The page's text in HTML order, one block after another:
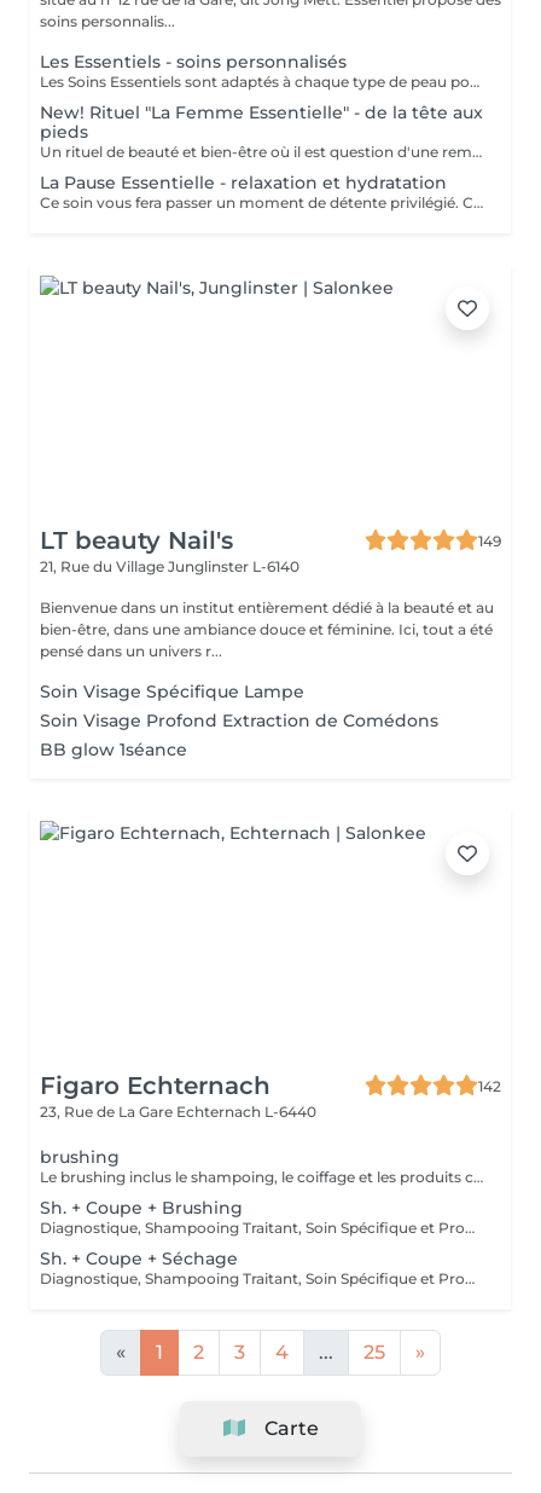
soins personnalis...
Les Essentiels - soins personnalisés
Les Soins Essentiels sont adaptés à chaque type de peau pour répondre à vos attentes et besoins. Incluant un diagnostique, un nettoyage et gommage adapté, les soins spécifiques d'hydratation, le modelage et drainage manuel du visage et une pose masque. Suivant les besoins diagnostiqués je vous proposerai un protocole se soin le plus adapté pour que vous obteniez le meilleur résultat. Le soin Global inclut les épilations sourcils et contour bouche. Le but des soins essentiels étant d'apporter un soulagement, un effet et une expérience adaptée pour des résultats durables. Inclure un massage INDIBA® à votre soin essentiel augmente les effets des soins apportés et augmente le résultat (oxygénation, détente musculaire, hydratation, anti-âge, anti inflammatoire, équilibrant) Le point fort du soin: le massage évidemment et le résultat grâce aux soins ciblés. Pour plus de renseignements n'hésitez pas à prendre contact avec nous. Pensez à réserver vos teintures, épilations etc séparément dans "les plus essentiels à réserver", ces prestations ne sont pas incluses dans le prix ni la durée d'un soin essentiel. A bientôt. Catherine
New! Rituel "La Femme Essentielle" - de la tête aux
pieds
Un rituel de beauté et bien-être où il est question d'une remise en beauté de la tête aux pieds. Plus qu'un simple soin, le Rituel La Femme Essentielle est une parenthèse bien-être et beauté. Entre les mains expérimentées de Catherine Lecoq vous vous laisserez porter et surprendre. 2h30-3h lors desquelles vous n'avez rien à faire, ni à penser. Je m'en charge pour vous et je ne laisserai rien au hasard. Résultat: un émerveillement et un changement subtile pour vous embellir. Le rituel comprend un - soin du visage - remise en beauté des mains et pieds - remise en beauté des cils et sourcils - massages relaxants personnalisés -
La Pause Essentielle - relaxation et hydratation
Ce soin vous fera passer un moment de détente privilégié. Ce soin s'adresse à toutes et tous qui souhaite passer un moment agréable et oublier le quotidien. Hydratation, gommage, massage tout en douceur. Convient à tout type de peau (soins adaptés) Le point fort: Le massage sans aucun doute!
LT beauty Nail's
149
21, Rue du Village Junglinster L-6140
Bienvenue dans un institut entièrement dédié à la beauté et au
bien-être, dans une ambiance douce et féminine. Ici, tout a été
pensé dans un univers r...
Soin Visage Spécifique Lampe
Soin Visage Profond Extraction de Comédons
BB glow 1séance
Figaro Echternach
142
23, Rue de La Gare Echternach L-6440
brushing
Le brushing inclus le shampoing, le coiffage et les produits correspondants.
Sh. + Coupe + Brushing
Diagnostique, Shampooing Traitant, Soin Spécifique et Produits Coiffants inclus
Sh. + Coupe + Séchage
Diagnostique, Shampooing Traitant, Soin Spécifique et Produits Coiffants inclus
« 1 2 3 4 ... 25 »
Carte